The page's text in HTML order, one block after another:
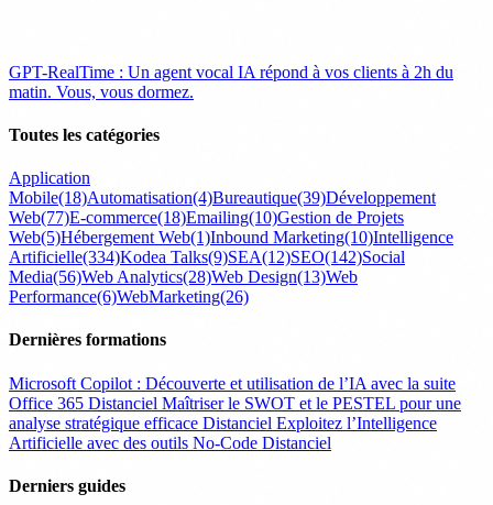
GPT-RealTime : Un agent vocal IA répond à vos clients à 2h du
matin. Vous, vous dormez.
Toutes les catégories
Application
Mobile(18)Automatisation(4)Bureautique(39)Développement
Web(77)E-commerce(18)Emailing(10)Gestion de Projets
Web(5)Hébergement Web(1)Inbound Marketing(10)Intelligence
Artificielle(334)Kodea Talks(9)SEA(12)SEO(142)Social
Media(56)Web Analytics(28)Web Design(13)Web
Performance(6)WebMarketing(26)
Dernières formations
Microsoft Copilot : Découverte et utilisation de l’IA avec la suite
Office 365 Distanciel Maîtriser le SWOT et le PESTEL pour une
analyse stratégique efficace Distanciel Exploitez l’Intelligence
Artificielle avec des outils No-Code Distanciel
Derniers guides